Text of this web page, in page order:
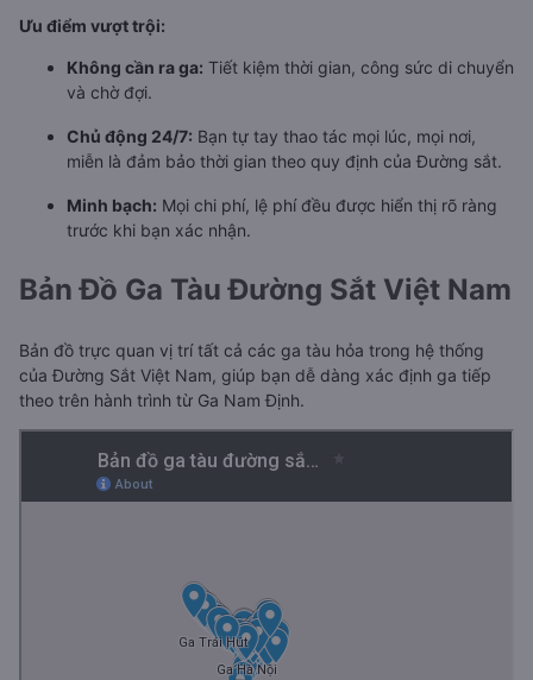
Ưu điểm vượt trội:
Không cần ra ga: Tiết kiệm thời gian, công sức di chuyển
và chờ đợi.
Chủ động 24/7: Bạn tự tay thao tác mọi lúc, mọi nơi,
miễn là đảm bảo thời gian theo quy định của Đường sắt.
Minh bạch: Mọi chi phí, lệ phí đều được hiển thị rõ ràng
trước khi bạn xác nhận.
Bản Đồ Ga Tàu Đường Sắt Việt Nam
Bản đồ trực quan vị trí tất cả các ga tàu hỏa trong hệ thống
của Đường Sắt Việt Nam, giúp bạn dễ dàng xác định ga tiếp
theo trên hành trình từ Ga Nam Định.